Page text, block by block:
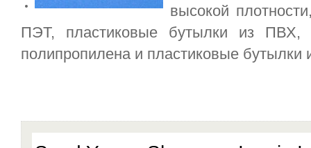
высокой
ПЭТ, пластиковые бутылки из ПВХ,
полипропилена и пластиковые бутылки